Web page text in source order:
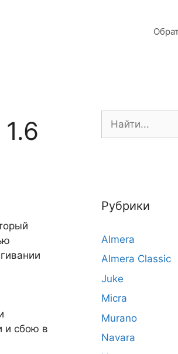
и сбою в
Рубрики
Almera
Almera Classic
Juke
Micra
Murano
Navara